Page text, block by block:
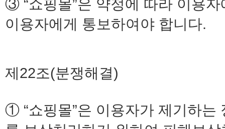
③ “쇼핑몰”은 약정에 따라 이용
이용자에게 통보하여야 합니다.
제22조(분쟁해결)
① “쇼핑몰”은 이용자가 제기하는